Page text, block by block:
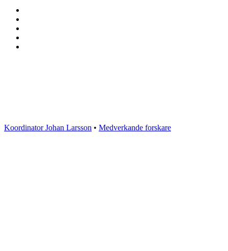
Koordinator Johan Larsson • Medverkande forskare